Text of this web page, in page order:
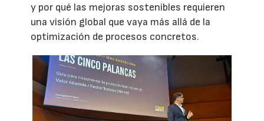
y por qué las mejoras sostenibles requieren
una visión global que vaya más allá de la
optimización de procesos concretos.